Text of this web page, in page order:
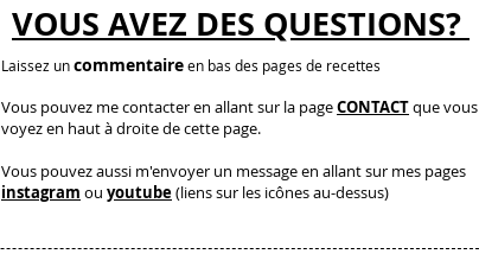
VOUS AVEZ DES QUESTIONS?
Laissez uncommentaireen bas des pages de recettes
Vous pouvez me contacter en allant sur la pageCONTACTque vous
voyez en haut à droite de cette page.
Vous pouvez aussi m'envoyer un message en allant sur mes pages
instagram ou youtube(liens sur les icônes au-dessus)